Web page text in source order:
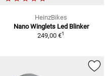
HeinzBikes
Nano Winglets Led Blinker
249,00 €1